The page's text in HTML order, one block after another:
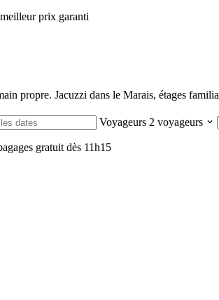
prix garanti
propre. Jacuzzi dans le Marais, étages
Voyageurs 2 voyageurs
gratuit dès 11h15